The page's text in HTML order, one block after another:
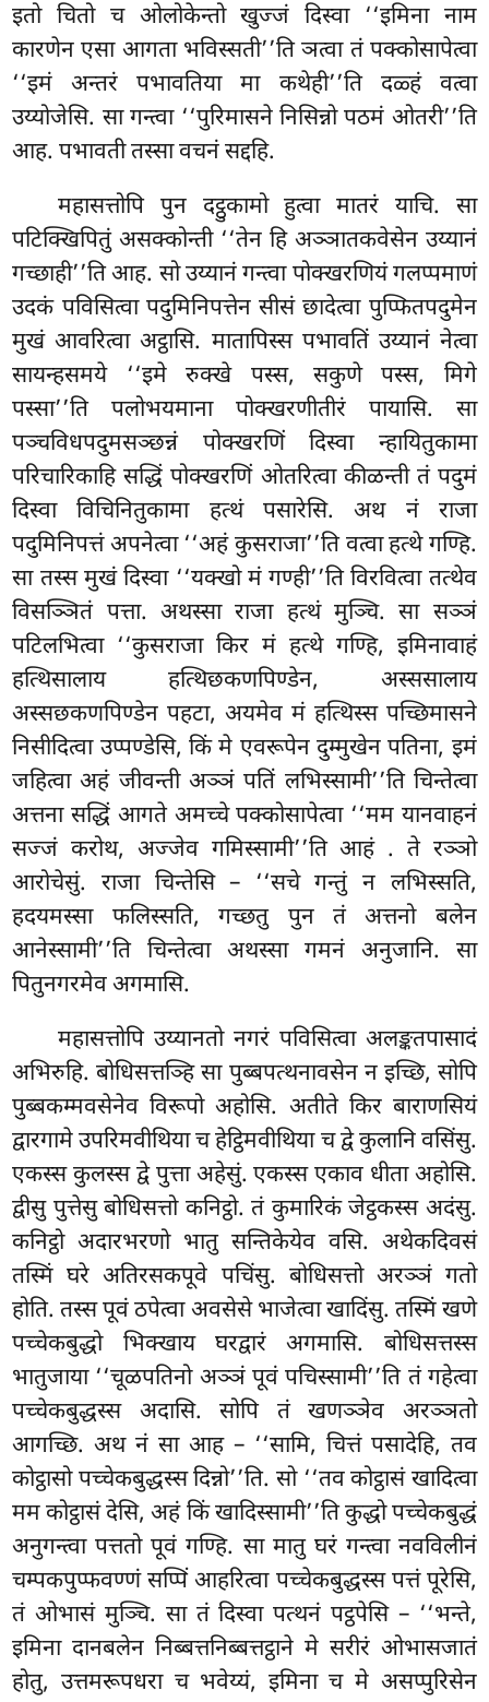
इतो चितो च ओलोकेन्तो खुज्जं दिस्वा ‘‘इमिना नाम
कारणेन एसा आगता भविस्सती’’ति ञत्वा तं पक्कोसापेत्वा
‘‘इमं अन्तरं पभावतिया मा कथेही’’ति दळ्हं वत्वा
उय्योजेसि. सा गन्त्वा ‘‘पुरिमासने निसिन्नो पठमं ओतरी’’ति
आह. पभावती तस्सा वचनं सद्दहि.
महासत्तोपि पुन दट्ठुकामो हुत्वा मातरं याचि. सा
पटिक्खिपितुं असक्कोन्ती ‘‘तेन हि अञ्ञातकवेसेन उय्यानं
गच्छाही’’ति आह. सो उय्यानं गन्त्वा पोक्खरणियं गलप्पमाणं
उदकं पविसित्वा पदुमिनिपत्तेन सीसं छादेत्वा पुप्फितपदुमेन
मुखं आवरित्वा अट्ठासि. मातापिस्स पभावतिं उय्यानं नेत्वा
सायन्हसमये ‘‘इमे रुक्खे पस्स, सकुणे पस्स, मिगे
पस्सा’’ति पलोभयमाना पोक्खरणीतीरं पायासि. सा
पञ्चविधपदुमसञ्छन्नं पोक्खरणिंदिस्वा न्हायितुकामा
परिचारिकाहि सद्धिं पोक्खरणिं ओतरित्वा कीळन्ती तं पदुमं
दिस्वा विचिनितुकामा हत्थं पसारेसि. अथ नं राजा
पदुमिनिपत्तं अपनेत्वा ‘‘अहं कुसराजा’’ति वत्वा हत्थे गण्हि.
सा तस्स मुखं दिस्वा ‘‘यक्खो मं गण्ही’’ति विरवित्वा तत्थेव
विसञ्ञितं पत्ता. अथस्सा राजा हत्थं मुञ्चि. सा सञ्ञं
पटिलभित्वा ‘‘कुसराजा किर मं हत्थे गण्हि, इमिनावाहं
हत्थिसालाय हत्थिछकणपिण्डेन, अस्ससालाय
अस्सछकणपिण्डेन पहटा, अयमेव मं हत्थिस्स पच्छिमासने
निसीदित्वा उप्पण्डेसि, किं मे एवरूपेन दुम्मुखेन पतिना, इमं
जहित्वा अहं जीवन्ती अञ्ञं पतिं लभिस्सामी’’ति चिन्तेत्वा
अत्तना सद्धिं आगते अमच्चे पक्कोसापेत्वा ‘‘मम यानवाहनं
सज्जं करोथ, अज्जेव गमिस्सामी’’ति आहं . ते रञ्ञो
आरोचेसुं. राजा चिन्तेसि – ‘‘सचे गन्तुं न लभिस्सति,
हदयमस्सा फलिस्सति, गच्छतु पुन तं अत्तनो बलेन
आनेस्सामी’’ति चिन्तेत्वा अथस्सा गमनं अनुजानि. सा
पितुनगरमेव अगमासि.
महासत्तोपि उय्यानतो नगरं पविसित्वा अलङ्कतपासादं
अभिरुहि. बोधिसत्तञ्हि सा पुब्बपत्थनावसेन न इच्छि, सोपि
पुब्बकम्मवसेनेव विरूपो अहोसि. अतीते किर बाराणसियं
द्वारगामे उपरिमवीथिया च हेट्ठिमवीथिया च द्वे कुलानि वसिंसु.
एकस्स कुलस्स द्वे पुत्ता अहेसुं. एकस्स एकाव धीता अहोसि.
द्वीसु पुत्तेसु बोधिसत्तो कनिट्ठो. तं कुमारिकं जेट्ठकस्स अदंसु.
कनिट्ठो अदारभरणो भातु सन्तिकेयेव वसि. अथेकदिवसं
तस्मिं घरे अतिरसकपूवे पचिंसु. बोधिसत्तो अरञ्ञं गतो
होति. तस्स पूवं ठपेत्वा अवसेसे भाजेत्वा खादिंसु. तस्मिं खणे
पच्चेकबुद्धो भिक्खाय घरद्वारं अगमासि. बोधिसत्तस्स
भातुजाया ‘‘चूळपतिनो अञ्ञं पूवं पचिस्सामी’’ति तं गहेत्वा
पच्चेकबुद्धस्स अदासि. सोपि तं खणञ्ञेव अरञ्ञतो
आगच्छि. अथ नं सा आह – ‘‘सामि, चित्तं पसादेहि, तव
कोट्ठासो पच्चेकबुद्धस्स दिन्नो’’ति. सो ‘‘तव कोट्ठासं खादित्वा
मम कोट्ठासं देसि, अहं किं खादिस्सामी’’ति कुद्धो पच्चेकबुद्धं
अनुगन्त्वा पत्ततो पूवं गण्हि. सा मातु घरं गन्त्वा नवविलीनं
चम्पकपुप्फवण्णं सप्पिं आहरित्वा पच्चेकबुद्धस्स पत्तं पूरेसि,
तं ओभासं मुञ्चि. सा तं दिस्वा पत्थनं पट्ठपेसि – ‘‘भन्ते,
इमिना दानबलेन निब्बत्तनिब्बत्तट्ठाने मे सरीरं ओभासजातं
होतु, उत्तमरूपधरा च भवेय्यं, इमिना च मे असप्पुरिसेन